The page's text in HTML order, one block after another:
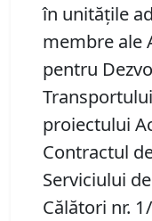
în unităţile
membre ale
pentru
proiectului
Contractul
Serviciului
Călători nr.